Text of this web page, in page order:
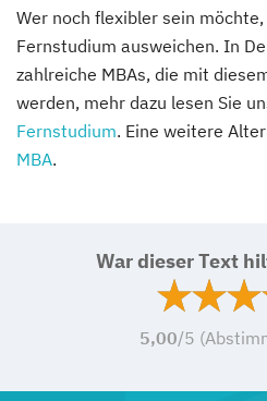
Wer noch flexibler sein
Fernstudium ausweichen. In
zahlreiche MBAs, die mit
werden, mehr dazu lesen Sie
Fernstudium. Eine weitere
MBA.
War dieser Text
5,00/5